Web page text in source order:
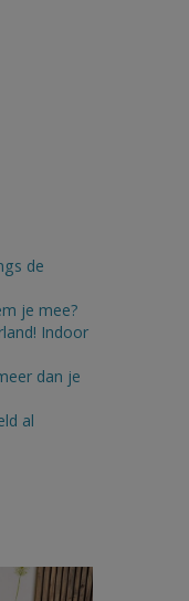
de
je mee?
Indoor
dan je
al